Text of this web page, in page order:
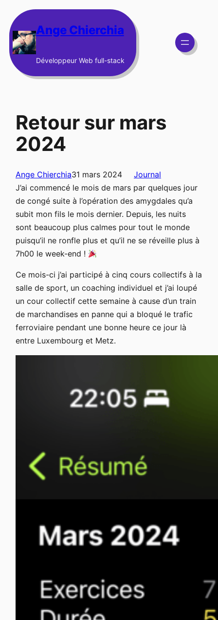
au
contenu Ange Chierchia
Développeur Web full-stack
Retour sur mars
2024
Ange Chierchia31 mars 2024
Journal
J’ai commencé le mois de mars par quelques jour
de congé suite à l’opération des amygdales qu’a
subit mon fils le mois dernier. Depuis, les nuits
sont beaucoup plus calmes pour tout le monde
puisqu’il ne ronfle plus et qu’il ne se réveille plus à
7h00 le week-end !
Ce mois-ci j’ai participé à cinq cours collectifs à la
salle de sport, un coaching individuel et j’ai loupé
un cour collectif cette semaine à cause d’un train
de marchandises en panne qui a bloqué le trafic
ferroviaire pendant une bonne heure ce jour là
entre Luxembourg et Metz.